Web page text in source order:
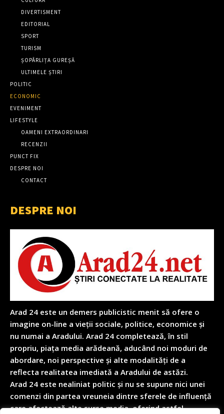
DIVERTISMENT
EDITORIAL
SPORT
TURISM
ȘOPÂRLIȚA GUREȘĂ
ULTIMELE ȘTIRI
POLITIC
ECONOMIC
EVENIMENT
LIFESTYLE
OAMENI EXTRAORDINARI
RECENZII
PUNCT FIX
DESPRE NOI
CONTACT
DESPRE NOI
Arad 24 este un demers publicistic menit să ofere o
imagine on-line a vieții sociale, politice, economice și
nu numai a Aradului. Arad 24 completează, în stil
propriu, piața media arădeană, aducând noi moduri de
abordare, noi perspective și alte modalități de a
reflecta realitatea imediată a Aradului de astăzi.
Arad 24 este nealiniat politic și nu se supune nici unei
comenzi din partea vreuneia dintre sferele de influență
care afectează alte surse media, oferind astfel